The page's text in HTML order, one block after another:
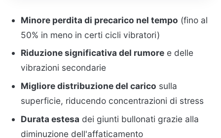
Minore perdita di precarico nel tempo (fino al
50% in meno in certi cicli vibratori)
Riduzione significativa del rumore e delle
vibrazioni secondarie
Migliore distribuzione del carico sulla
superficie, riducendo concentrazioni di stress
Durata estesa dei giunti bullonati grazie alla
diminuzione dell'affaticamento